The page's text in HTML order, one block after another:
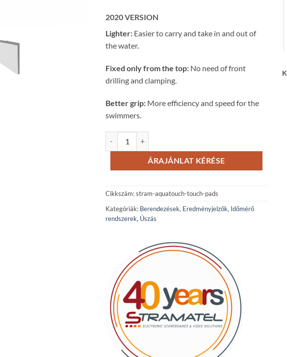
2020 VERSION
Lighter: Easier to carry and take in and out of
the water.
Fixed only from the top: No need of front
drilling and clamping.
Better grip: More efficiency and speed for the
swimmers.
ÁRAJÁNLAT KÉRÉSE
Cikkszám:stram-aquatouch-touch-pads
Kategóriák: Berendezések, Eredményjelzők, Időmérő
rendszerek, Úszás